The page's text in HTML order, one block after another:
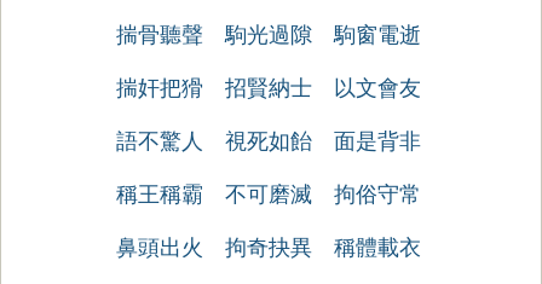
揣骨聽聲 駒光過隙 駒窗電逝
揣奸把猾 招賢納士 以文會友
語不驚人 視死如飴 面是背非
稱王稱霸 不可磨滅 拘俗守常
鼻頭出火 拘奇抉異 稱體載衣